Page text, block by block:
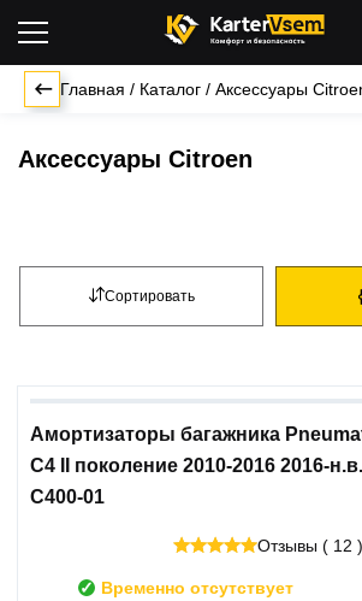
Главная / Каталог / Аксессуары
Аксессуары Citroen
Сортировать
Амортизаторы багажника
C4 II поколение 2010-2016 2016-
C400-01
Отзывы ( 12 )
Временно отсутствует